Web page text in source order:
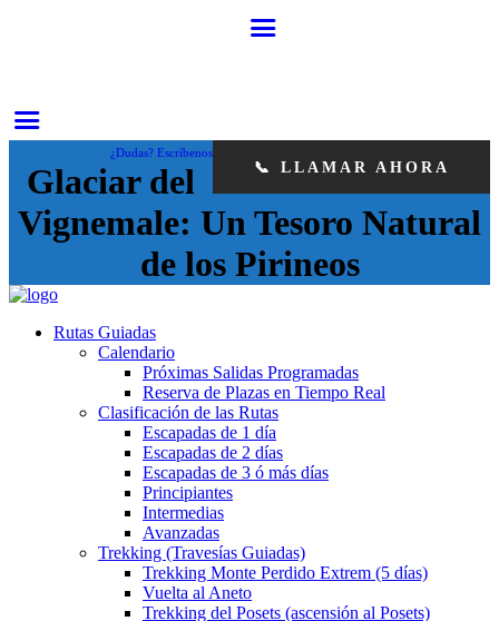
📞 LLAMAR AHORA
¿Dudas? Escríbenos
Glaciar del
Vignemale: Un Tesoro Natural
de los Pirineos
Rutas Guiadas
Calendario
Próximas Salidas Programadas
Reserva de Plazas en Tiempo Real
Clasificación de las Rutas
Escapadas de 1 día
Escapadas de 2 días
Escapadas de 3 ó más días
Principiantes
Intermedias
Avanzadas
Trekking (Travesías Guiadas)
Trekking Monte Perdido Extrem (5 días)
Vuelta al Aneto
Trekking del Posets (ascensión al Posets)